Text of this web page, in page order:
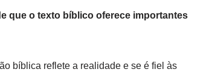
que o texto bíblico oferece importantes
bíblica reflete a realidade e se é fiel às